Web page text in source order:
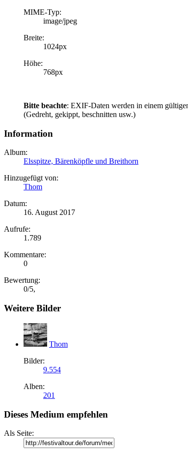
MIME-Typ:
image/jpeg
Breite:
1024px
Höhe:
768px
Bitte beachte: EXIF-Daten werden in einem
(Gedreht, gekippt, beschnitten usw.)
Information
Album:
Elsspitze, Bärenköpfle und Breithorn
Hinzugefügt von:
Thom
Datum:
16. August 2017
Aufrufe:
1.789
Kommentare:
0
Bewertung:
0/5,
Weitere Bilder
Thom
Bilder:
9.554
Alben:
201
Dieses Medium empfehlen
Als Seite: